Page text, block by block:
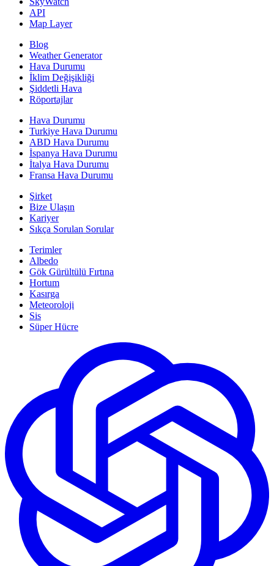
API
Map Layer
Blog
Weather Generator
Hava Durumu
İklim Değişikliği
Şiddetli Hava
Röportajlar
Hava Durumu
Turkiye Hava Durumu
ABD Hava Durumu
İspanya Hava Durumu
İtalya Hava Durumu
Fransa Hava Durumu
Şirket
Bize Ulaşın
Kariyer
Sıkça Sorulan Sorular
Terimler
Albedo
Gök Gürültülü Fırtına
Hortum
Kasırga
Meteoroloji
Sis
Süper Hücre